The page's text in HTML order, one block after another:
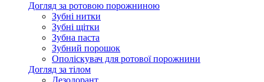
Догляд за ротовою порожниною
Зубні нитки
Зубні щітки
Зубна паста
Зубний порошок
Ополіскувач для ротової порожнини
Догляд за тілом
Дезодорант